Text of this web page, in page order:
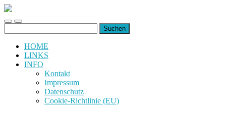
uiuiuiuiuiuiui.de
Toggle
mobile
Toggle
search
nach:
HOME
LINKS
INFO
Kontakt
Impressum
Datenschutz
Cookie-Richtlinie (EU)